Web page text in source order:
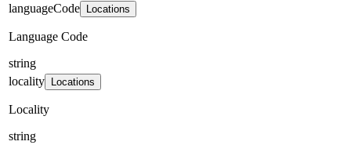
languageCode
Locations
Language Code
string
locality
Locations
Locality
string